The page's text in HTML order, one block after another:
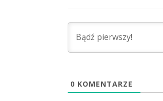
0 KOMENTARZE